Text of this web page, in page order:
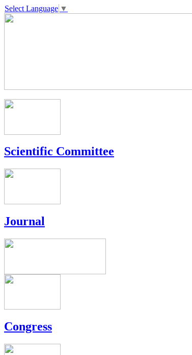
Select Language ▼
Scientific Committee
Journal
Congress